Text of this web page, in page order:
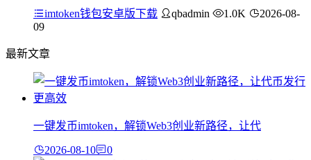
imtoken钱包安卓版下载 qbadmin 1.0K
2026-08-
09
最新文章
一键发币imtoken，解锁Web3创业新路径，让代
2026-08-10 0